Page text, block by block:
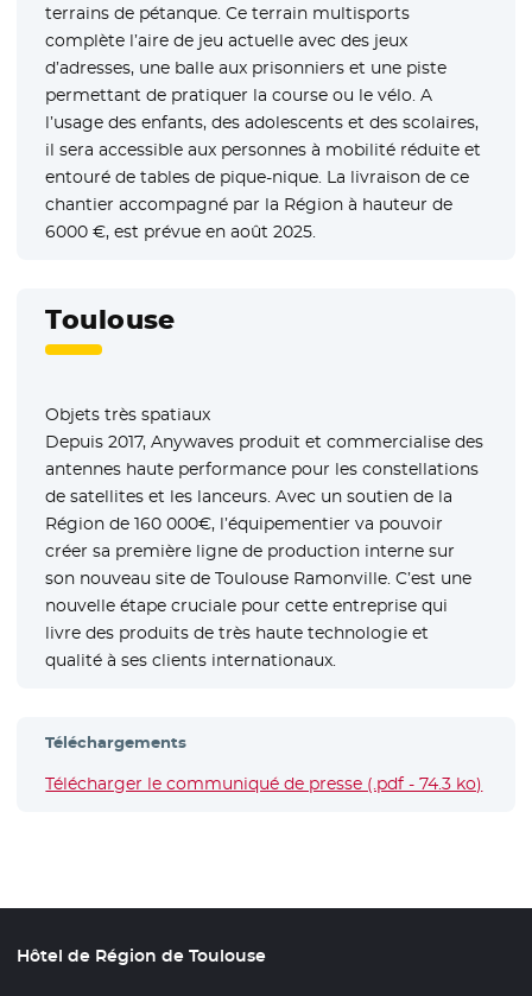
terrains de pétanque. Ce terrain multisports
complète l’aire de jeu actuelle avec des jeux
d’adresses, une balle aux prisonniers et une piste
permettant de pratiquer la course ou le vélo. A
l’usage des enfants, des adolescents et des scolaires,
il sera accessible aux personnes à mobilité réduite et
entouré de tables de pique-nique. La livraison de ce
chantier accompagné par la Région à hauteur de
6000 €, est prévue en août 2025.
Toulouse
Objets très spatiaux
Depuis 2017, Anywaves produit et commercialise des
antennes haute performance pour les constellations
de satellites et les lanceurs. Avec un soutien de la
Région de 160 000€, l’équipementier va pouvoir
créer sa première ligne de production interne sur
son nouveau site de Toulouse Ramonville. C’est une
nouvelle étape cruciale pour cette entreprise qui
livre des produits de très haute technologie et
qualité à ses clients internationaux.
Téléchargements
Télécharger le communiqué de presse (.pdf - 74.3 ko)
Hôtel de Région de Toulouse